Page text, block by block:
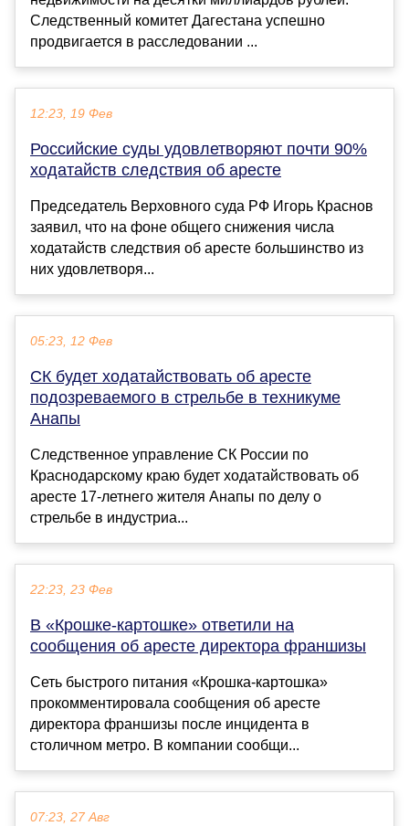
Следственный комитет Дагестана успешно
продвигается в расследовании ...
12:23, 19 Фев
Российские суды удовлетворяют почти 90%
ходатайств следствия об аресте
Председатель Верховного суда РФ Игорь Краснов
заявил, что на фоне общего снижения числа
ходатайств следствия об аресте большинство из
них удовлетворя...
05:23, 12 Фев
СК будет ходатайствовать об аресте
подозреваемого в стрельбе в техникуме
Анапы
Следственное управление СК России по
Краснодарскому краю будет ходатайствовать об
аресте 17‑летнего жителя Анапы по делу о
стрельбе в индустриа...
22:23, 23 Фев
В «Крошке-картошке» ответили на
сообщения об аресте директора франшизы
Сеть быстрого питания «Крошка-картошка»
прокомментировала сообщения об аресте
директора франшизы после инцидента в
столичном метро. В компании сообщи...
07:23, 27 Авг